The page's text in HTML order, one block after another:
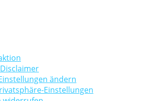
ändern
Einstellungen